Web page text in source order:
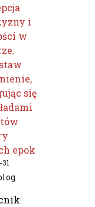
i
w
się
epok